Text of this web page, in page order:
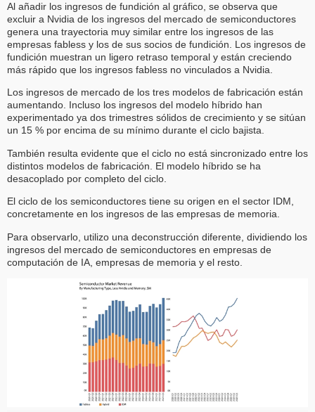
Al añadir los ingresos de fundición al gráfico, se observa que
excluir a Nvidia de los ingresos del mercado de semiconductores
genera una trayectoria muy similar entre los ingresos de las
empresas fabless y los de sus socios de fundición. Los ingresos de
fundición muestran un ligero retraso temporal y están creciendo
más rápido que los ingresos fabless no vinculados a Nvidia.
Los ingresos de mercado de los tres modelos de fabricación están
aumentando. Incluso los ingresos del modelo híbrido han
experimentado ya dos trimestres sólidos de crecimiento y se sitúan
un 15 % por encima de su mínimo durante el ciclo bajista.
También resulta evidente que el ciclo no está sincronizado entre los
distintos modelos de fabricación. El modelo híbrido se ha
desacoplado por completo del ciclo.
El ciclo de los semiconductores tiene su origen en el sector IDM,
concretamente en los ingresos de las empresas de memoria.
Para observarlo, utilizo una deconstrucción diferente, dividiendo los
ingresos del mercado de semiconductores en empresas de
computación de IA, empresas de memoria y el resto.